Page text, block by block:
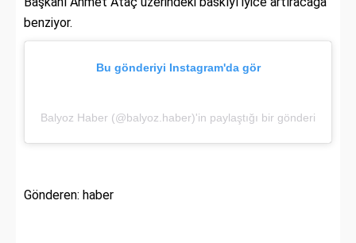
benziyor.
Bu gönderiyi Instagram'da gör
Balyoz Haber (@balyoz.haber)'in paylaştığı bir gönderi
Gönderen: haber